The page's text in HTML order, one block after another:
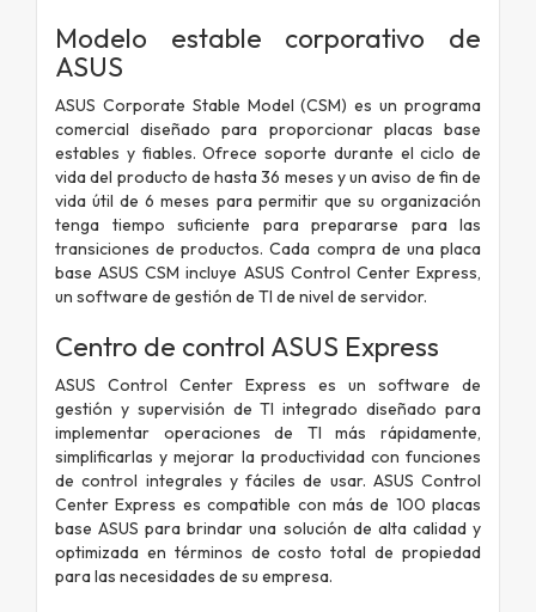
Modelo estable corporativo de
ASUS
ASUS Corporate Stable Model (CSM) es un programa
comercial diseñado para proporcionar placas base
estables y fiables. Ofrece soporte durante el ciclo de
vida del producto de hasta 36 meses y un aviso de fin de
vida útil de 6 meses para permitir que su organización
tenga tiempo suficiente para prepararse para las
transiciones de productos. Cada compra de una placa
base ASUS CSM incluye ASUS Control Center Express,
un software de gestión de TI de nivel de servidor.
Centro de control ASUS Express
ASUS Control Center Express es un software de
gestión y supervisión de TI integrado diseñado para
implementar operaciones de TI más rápidamente,
simplificarlas y mejorar la productividad con funciones
de control integrales y fáciles de usar. ASUS Control
Center Express es compatible con más de 100 placas
base ASUS para brindar una solución de alta calidad y
optimizada en términos de costo total de propiedad
para las necesidades de su empresa.